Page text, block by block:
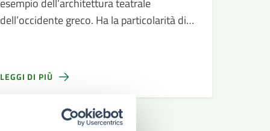
esempio dell’architettura teatrale
dell’occidente greco. Ha la particolarità di
LEGGI DI PIÙ